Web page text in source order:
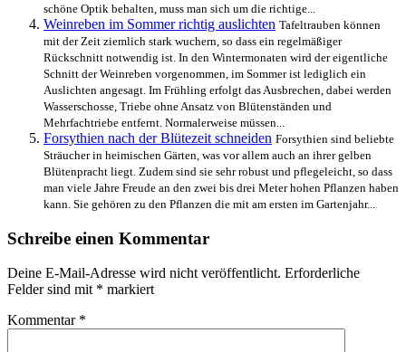
schöne Optik behalten, muss man sich um die richtige...
Weinreben im Sommer richtig auslichten Tafeltrauben können
mit der Zeit ziemlich stark wuchern, so dass ein regelmäßiger
Rückschnitt notwendig ist. In den Wintermonaten wird der eigentliche
Schnitt der Weinreben vorgenommen, im Sommer ist lediglich ein
Auslichten angesagt. Im Frühling erfolgt das Ausbrechen, dabei werden
Wasserschosse, Triebe ohne Ansatz von Blütenständen und
Mehrfachtriebe entfernt. Normalerweise müssen...
Forsythien nach der Blütezeit schneiden Forsythien sind beliebte
Sträucher in heimischen Gärten, was vor allem auch an ihrer gelben
Blütenpracht liegt. Zudem sind sie sehr robust und pflegeleicht, so dass
man viele Jahre Freude an den zwei bis drei Meter hohen Pflanzen haben
kann. Sie gehören zu den Pflanzen die mit am ersten im Gartenjahr...
Schreibe einen Kommentar
Deine E-Mail-Adresse wird nicht veröffentlicht. Erforderliche
Felder sind mit * markiert
Kommentar *